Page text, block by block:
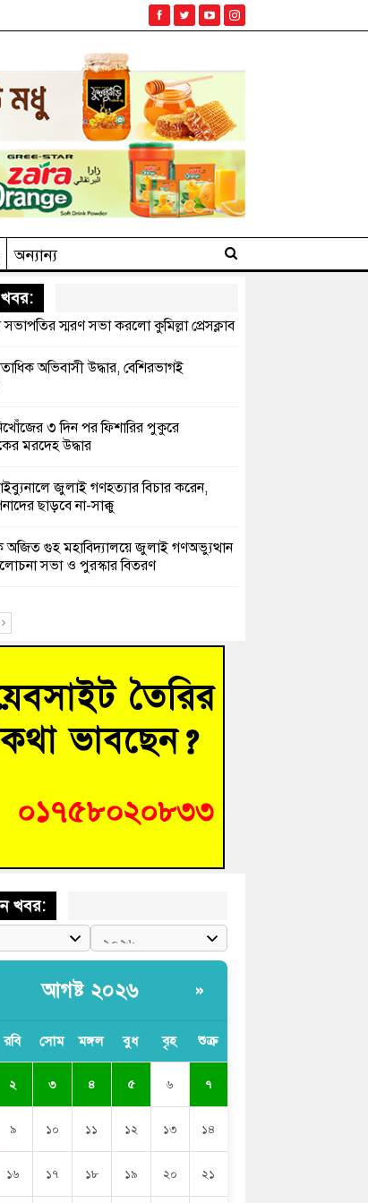
অন্যান্য
খবর:
স্মরণ সভা করলো কুমিল্লা প্রেসক্লাব
অভিবাসী উদ্ধার, বেশিরভাগই
৩ দিন পর ফিশারির পুকুরে
মরদেহ উদ্ধার
জুলাই গণহত্যার বিচার করেন,
ছাড়বে না-সাক্কু
অজিত গুহ মহাবিদ্যালয়ে জুলাই গণঅভ্যুত্থান
সভা ও পুরস্কার বিতরণ
ফেরাতে তৎপরতা’ কুবিতে ১১ শিক্ষককে ঘিরে
কমিটি গঠন
দিবসে কুমিল্লায় শ্রদ্ধা, র‍্যালি ও সংবর্ধনা
গ্রেফতার সাবেক সেনা সদস্য হাফিজুর
দেখতে গিয়ে মেডিকেলের ক্যান্টিনে
খবর:
আগষ্ট ২০২৬ »
রবি সোম মঙ্গল বুধ বৃহ শুক্র
২ ৩ ৪ ৫ ৬ ৭
৯ ১০ ১১ ১২ ১৩ ১৪
১৬ ১৭ ১৮ ১৯ ২০ ২১